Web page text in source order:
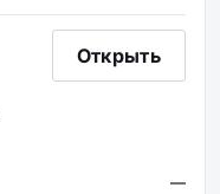
Открыть
—